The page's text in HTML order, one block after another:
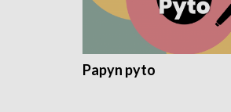
Papyn pyto